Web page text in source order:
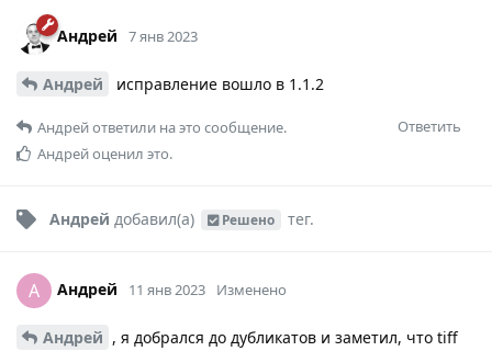
Андрей 7 янв 2023
Андрей исправление вошло в 1.1.2
Ответить
Андрейответили на это сообщение.
Андрейоценил это.
Андрей добавил(а) Решено тег.
А Андрей 11 янв 2023 Изменено
Андрей , я добрался до дубликатов и заметил, что tiff